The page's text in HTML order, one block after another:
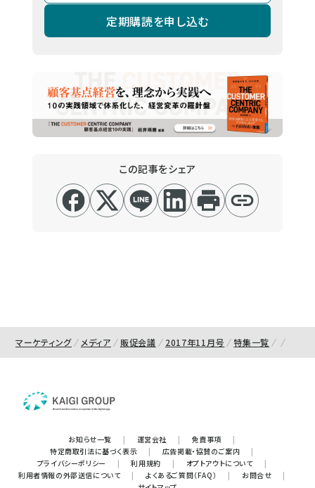
定期購読を申し込む
この記事をシェア
マーケティング メディア 販促会議 2017年11月号 特集一覧
お知らせ一覧 | 運営会社 | 免責事項
|
特定商取引法に基づく表示
| 広告掲載・協賛のご案内
|
プライバシーポリシー
| 利用規約 | オプトアウトについて
|
利用者情報の外部送信について
| よくあるご質問（FAQ） | お問合せ
|